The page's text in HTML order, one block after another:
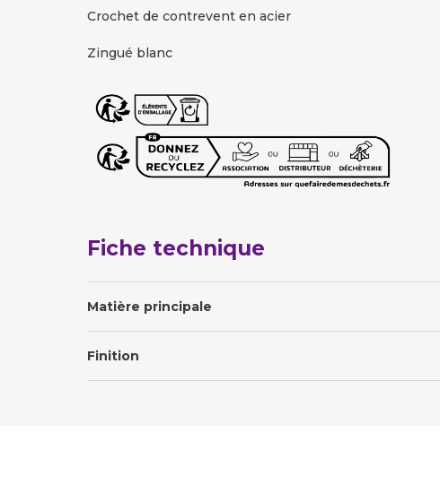
Crochet de contrevent en acier
Zingué blanc
Fiche technique
Matière principale
Finition